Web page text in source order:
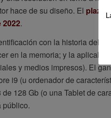
hace de su diseño. El plazo
.
con la historia del
en la memoria; y la
y medios impresos). El
i9 (u ordenador de
128 Gb (o una Tablet de
público.